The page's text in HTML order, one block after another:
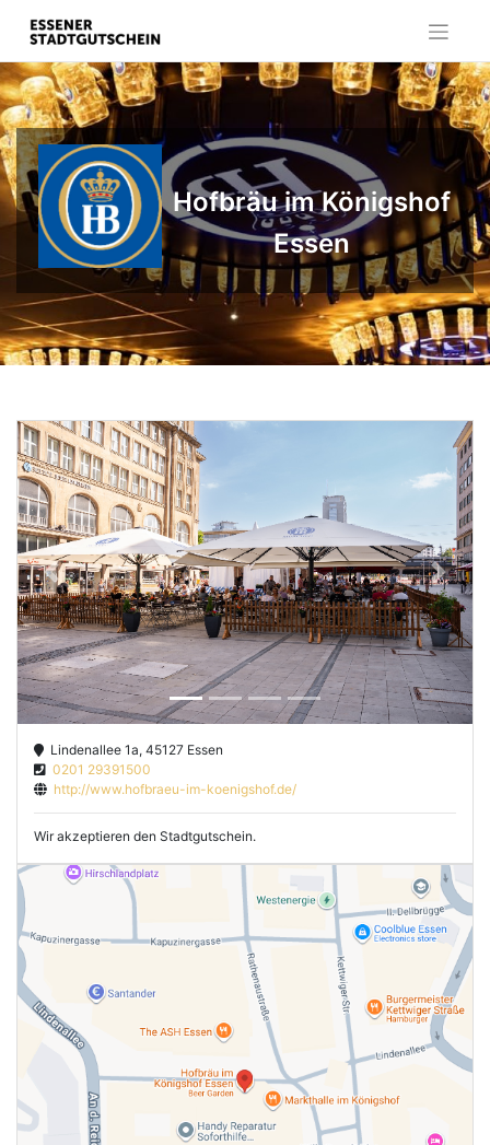
content
Hofbräu im Königshof
Essen
Previous Next
Lindenallee 1a, 45127 Essen
0201 29391500
http://www.hofbraeu-im-koenigshof.de/
Wir akzeptieren den Stadtgutschein.